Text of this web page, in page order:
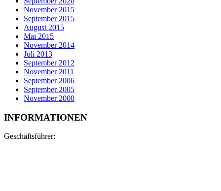
November 2015
September 2015
August 2015
Mai 2015
November 2014
Juli 2013
September 2012
November 2011
September 2006
September 2005
November 2000
INFORMATIONEN
Geschäftsführer: